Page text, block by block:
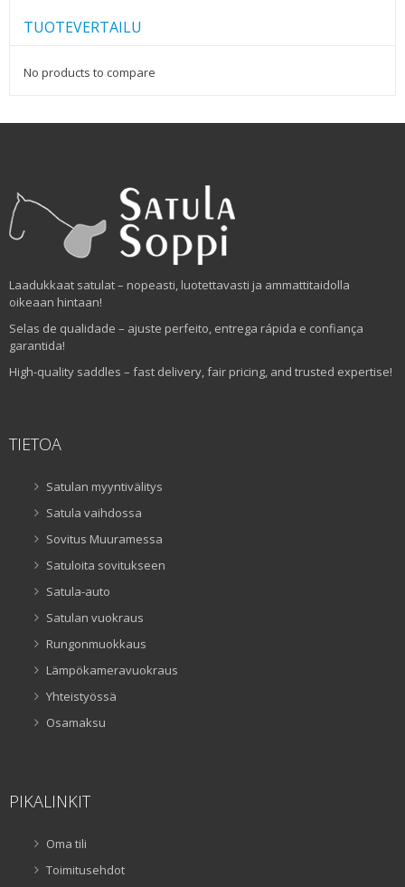
TUOTEVERTAILU
No products to compare
Laadukkaat satulat – nopeasti, luotettavasti ja ammattitaidolla
oikeaan hintaan!
Selas de qualidade – ajuste perfeito, entrega rápida e confiança
garantida!
High-quality saddles – fast delivery, fair pricing, and trusted expertise!
TIETOA
Satulan myyntivälitys
Satula vaihdossa
Sovitus Muuramessa
Satuloita sovitukseen
Satula-auto
Satulan vuokraus
Rungonmuokkaus
Lämpökameravuokraus
Yhteistyössä
Osamaksu
PIKALINKIT
Oma tili
Toimitusehdot